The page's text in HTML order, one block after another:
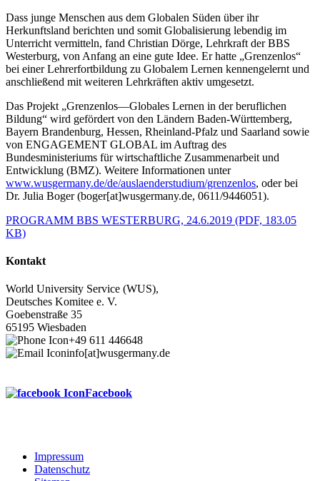
Dass junge Menschen aus dem Globalen Süden über ihr
Herkunftsland berichten und somit Globalisierung lebendig im
Unterricht vermitteln, fand Christian Dörge, Lehrkraft der BBS
Westerburg, von Anfang an eine gute Idee. Er hatte „Grenzenlos“
bei einer Lehrerfortbildung zu Globalem Lernen kennengelernt und
anschließend mit weiteren Lehrkräften aktiv umgesetzt.
Das Projekt „Grenzenlos—Globales Lernen in der beruflichen
Bildung“ wird gefördert von den Ländern Baden-Württemberg,
Bayern Brandenburg, Hessen, Rheinland-Pfalz und Saarland sowie
von ENGAGEMENT GLOBAL im Auftrag des
Bundesministeriums für wirtschaftliche Zusammenarbeit und
Entwicklung (BMZ). Weitere Informationen unter
www.wusgermany.de/de/auslaenderstudium/grenzenlos, oder bei
Dr. Julia Boger (boger[at]wusgermany.de, 0611/9446051).
PROGRAMM BBS WESTERBURG, 24.6.2019 (PDF, 183.05
KB)
Kontakt
World University Service (WUS),
Deutsches Komitee e. V.
Goebenstraße 35
65195 Wiesbaden
+49 611 446648
info[at]wusgermany.de
Facebook
Footer
Impressum
Datenschutz